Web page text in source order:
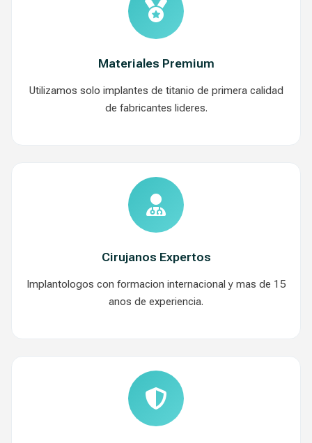
Materiales Premium
Utilizamos solo implantes de titanio de primera calidad
de fabricantes lideres.
Cirujanos Expertos
Implantologos con formacion internacional y mas de 15
anos de experiencia.